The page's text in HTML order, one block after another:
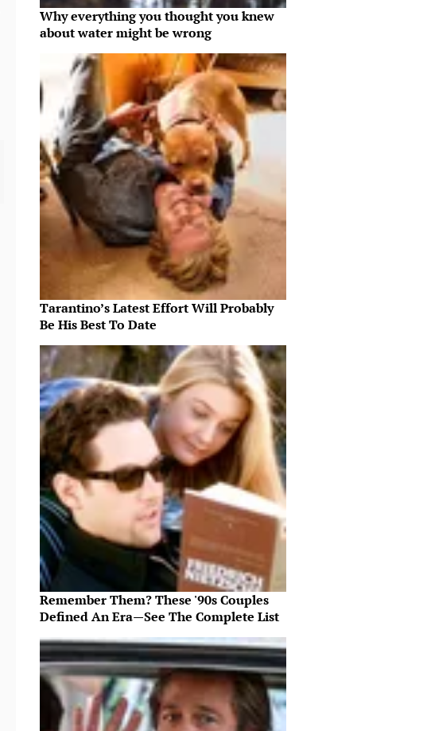
Why everything you thought you knew
about water might be wrong
Tarantino’s Latest Effort Will Probably
Be His Best To Date
Remember Them? These '90s Couples
Defined An Era—See The Complete List